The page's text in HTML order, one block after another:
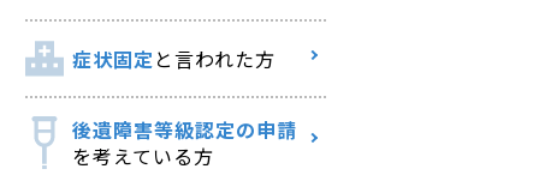
症状固定と言われた方
後遺障害等級認定の申請
を考えている方